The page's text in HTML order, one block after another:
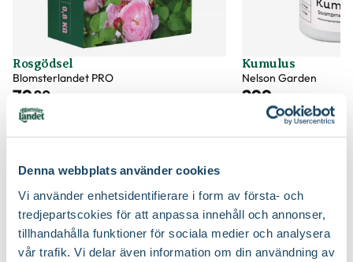
Denna webbplats använder cookies
Vi använder enhetsidentifierare i form av första- och
tredjepartscokies för att anpassa innehåll och annonser,
tillhandahålla funktioner för sociala medier och analysera
vår trafik. Vi delar även information om din användning av
Certifiering MPS Vad betyder märkningen?
Ursprung Kulturursprung
Art nr
Beskärningstid På våren
Rosgödsel
Blomsterlandet PRO
7990
Välj butik
Kumulus
Nelson Garden
299
Välj butik
Så här planterar du rosor